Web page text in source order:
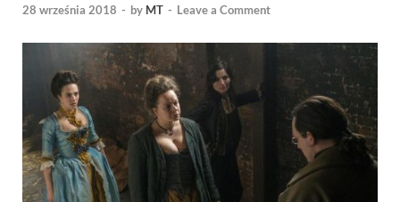
28 września 2018 - by MT - Leave a Comment